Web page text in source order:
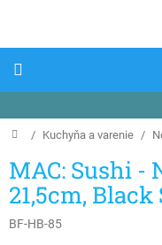
Domov
/ Kuchyňa a varenie /
MAC: Sushi -
21,5cm, Black
BF-HB-85